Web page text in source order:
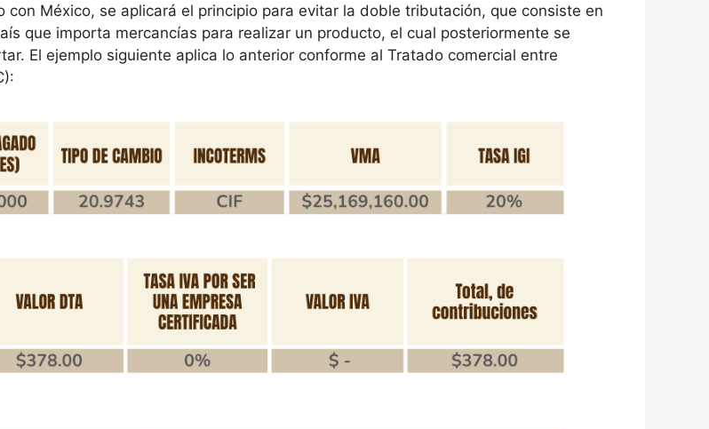
México, se aplicará el principio para evitar la doble tributación, que consiste en
que importa mercancías para realizar un producto, el cual posteriormente se
El ejemplo siguiente aplica lo anterior conforme al Tratado comercial entre